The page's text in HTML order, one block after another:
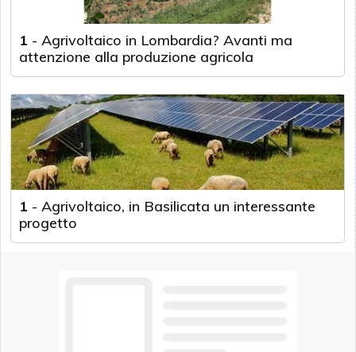
1 - Agrivoltaico in Lombardia? Avanti ma
attenzione alla produzione agricola
1 - Agrivoltaico, in Basilicata un interessante
progetto